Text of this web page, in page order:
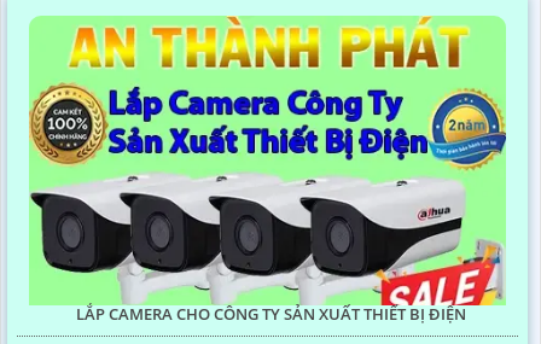
LẮP CAMERA CHO CÔNG TY SẢN XUẤT THIẾT BỊ ĐIỆN